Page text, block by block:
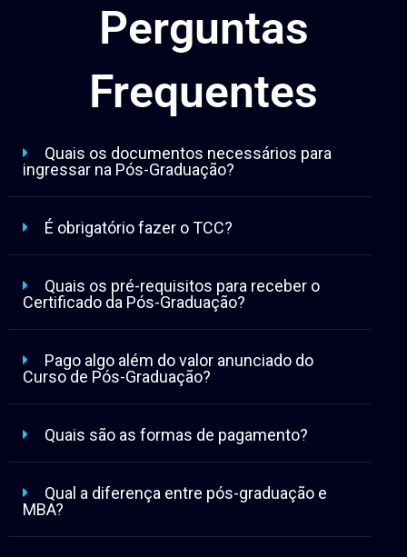
Perguntas
Frequentes
Quais os documentos necessários para
ingressar na Pós-Graduação?
É obrigatório fazer o TCC?
Quais os pré-requisitos para receber o
Certificado da Pós-Graduação?
Pago algo além do valor anunciado do
Curso de Pós-Graduação?
Quais são as formas de pagamento?
Qual a diferença entre pós-graduação e
MBA?